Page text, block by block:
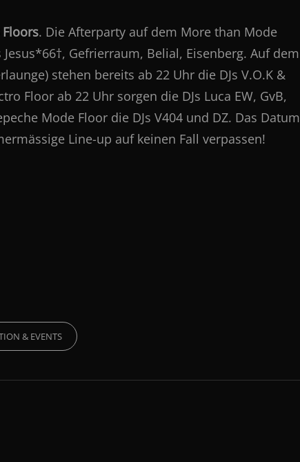
Floors. Die Afterparty auf dem More than Mode
Gefrierraum, Belial, Eisenberg. Auf dem
stehen bereits ab 22 Uhr die DJs V.O.K &
Floor ab 22 Uhr sorgen die DJs Luca EW, GvB,
Mode Floor die DJs V404 und DZ. Das Datum
Line-up auf keinen Fall verpassen!
& EVENTS